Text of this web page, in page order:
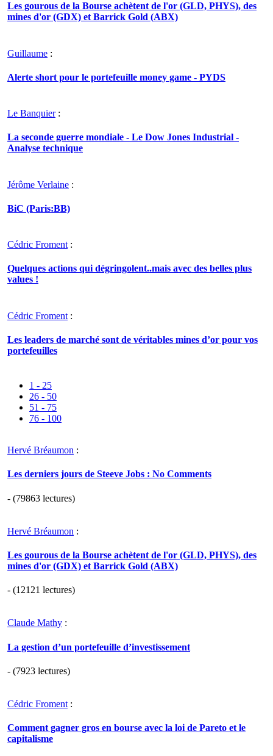
Les gourous de la Bourse achètent de l'or (GLD, PHYS), des
mines d'or (GDX) et Barrick Gold (ABX)
Guillaume :
Alerte short pour le portefeuille money game - PYDS
Le Banquier:
La seconde guerre mondiale - Le Dow Jones Industrial -
Analyse technique
Jérôme Verlaine :
BiC (Paris:BB)
Cédric Froment :
Quelques actions qui dégringolent..mais avec des belles plus
values !
Cédric Froment :
Les leaders de marché sont de véritables mines d’or pour vos
portefeuilles
1 - 25
26 - 50
51 - 75
76 - 100
Hervé Bréaumon :
Les derniers jours de Steeve Jobs : No Comments
- (79863 lectures)
Hervé Bréaumon :
Les gourous de la Bourse achètent de l'or (GLD, PHYS), des
mines d'or (GDX) et Barrick Gold (ABX)
- (12121 lectures)
Claude Mathy :
La gestion d’un portefeuille d’investissement
- (7923 lectures)
Cédric Froment :
Comment gagner gros en bourse avec la loi de Pareto et le
capitalisme